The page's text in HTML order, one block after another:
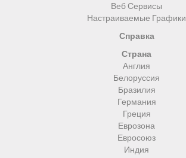
Веб Сервисы
Настраиваемые Графики
Справка
Страна
Англия
Белоруссия
Бразилия
Германия
Греция
Еврозона
Евросоюз
Индия